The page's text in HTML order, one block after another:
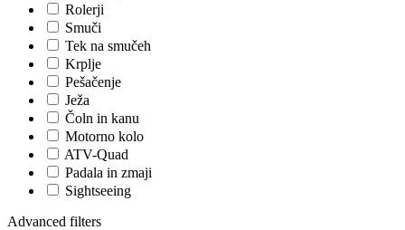
Rolerji
Smuči
Tek na smučeh
Krplje
Pešačenje
Ježa
Čoln in kanu
Motorno kolo
ATV-Quad
Padala in zmaji
Sightseeing
Advanced filters